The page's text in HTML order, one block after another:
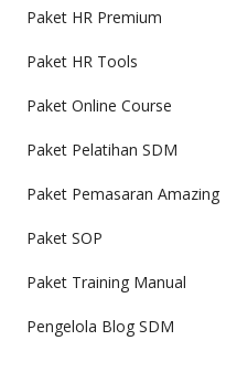
Paket HR Premium
Paket HR Tools
Paket Online Course
Paket Pelatihan SDM
Paket Pemasaran Amazing
Paket SOP
Paket Training Manual
Pengelola Blog SDM